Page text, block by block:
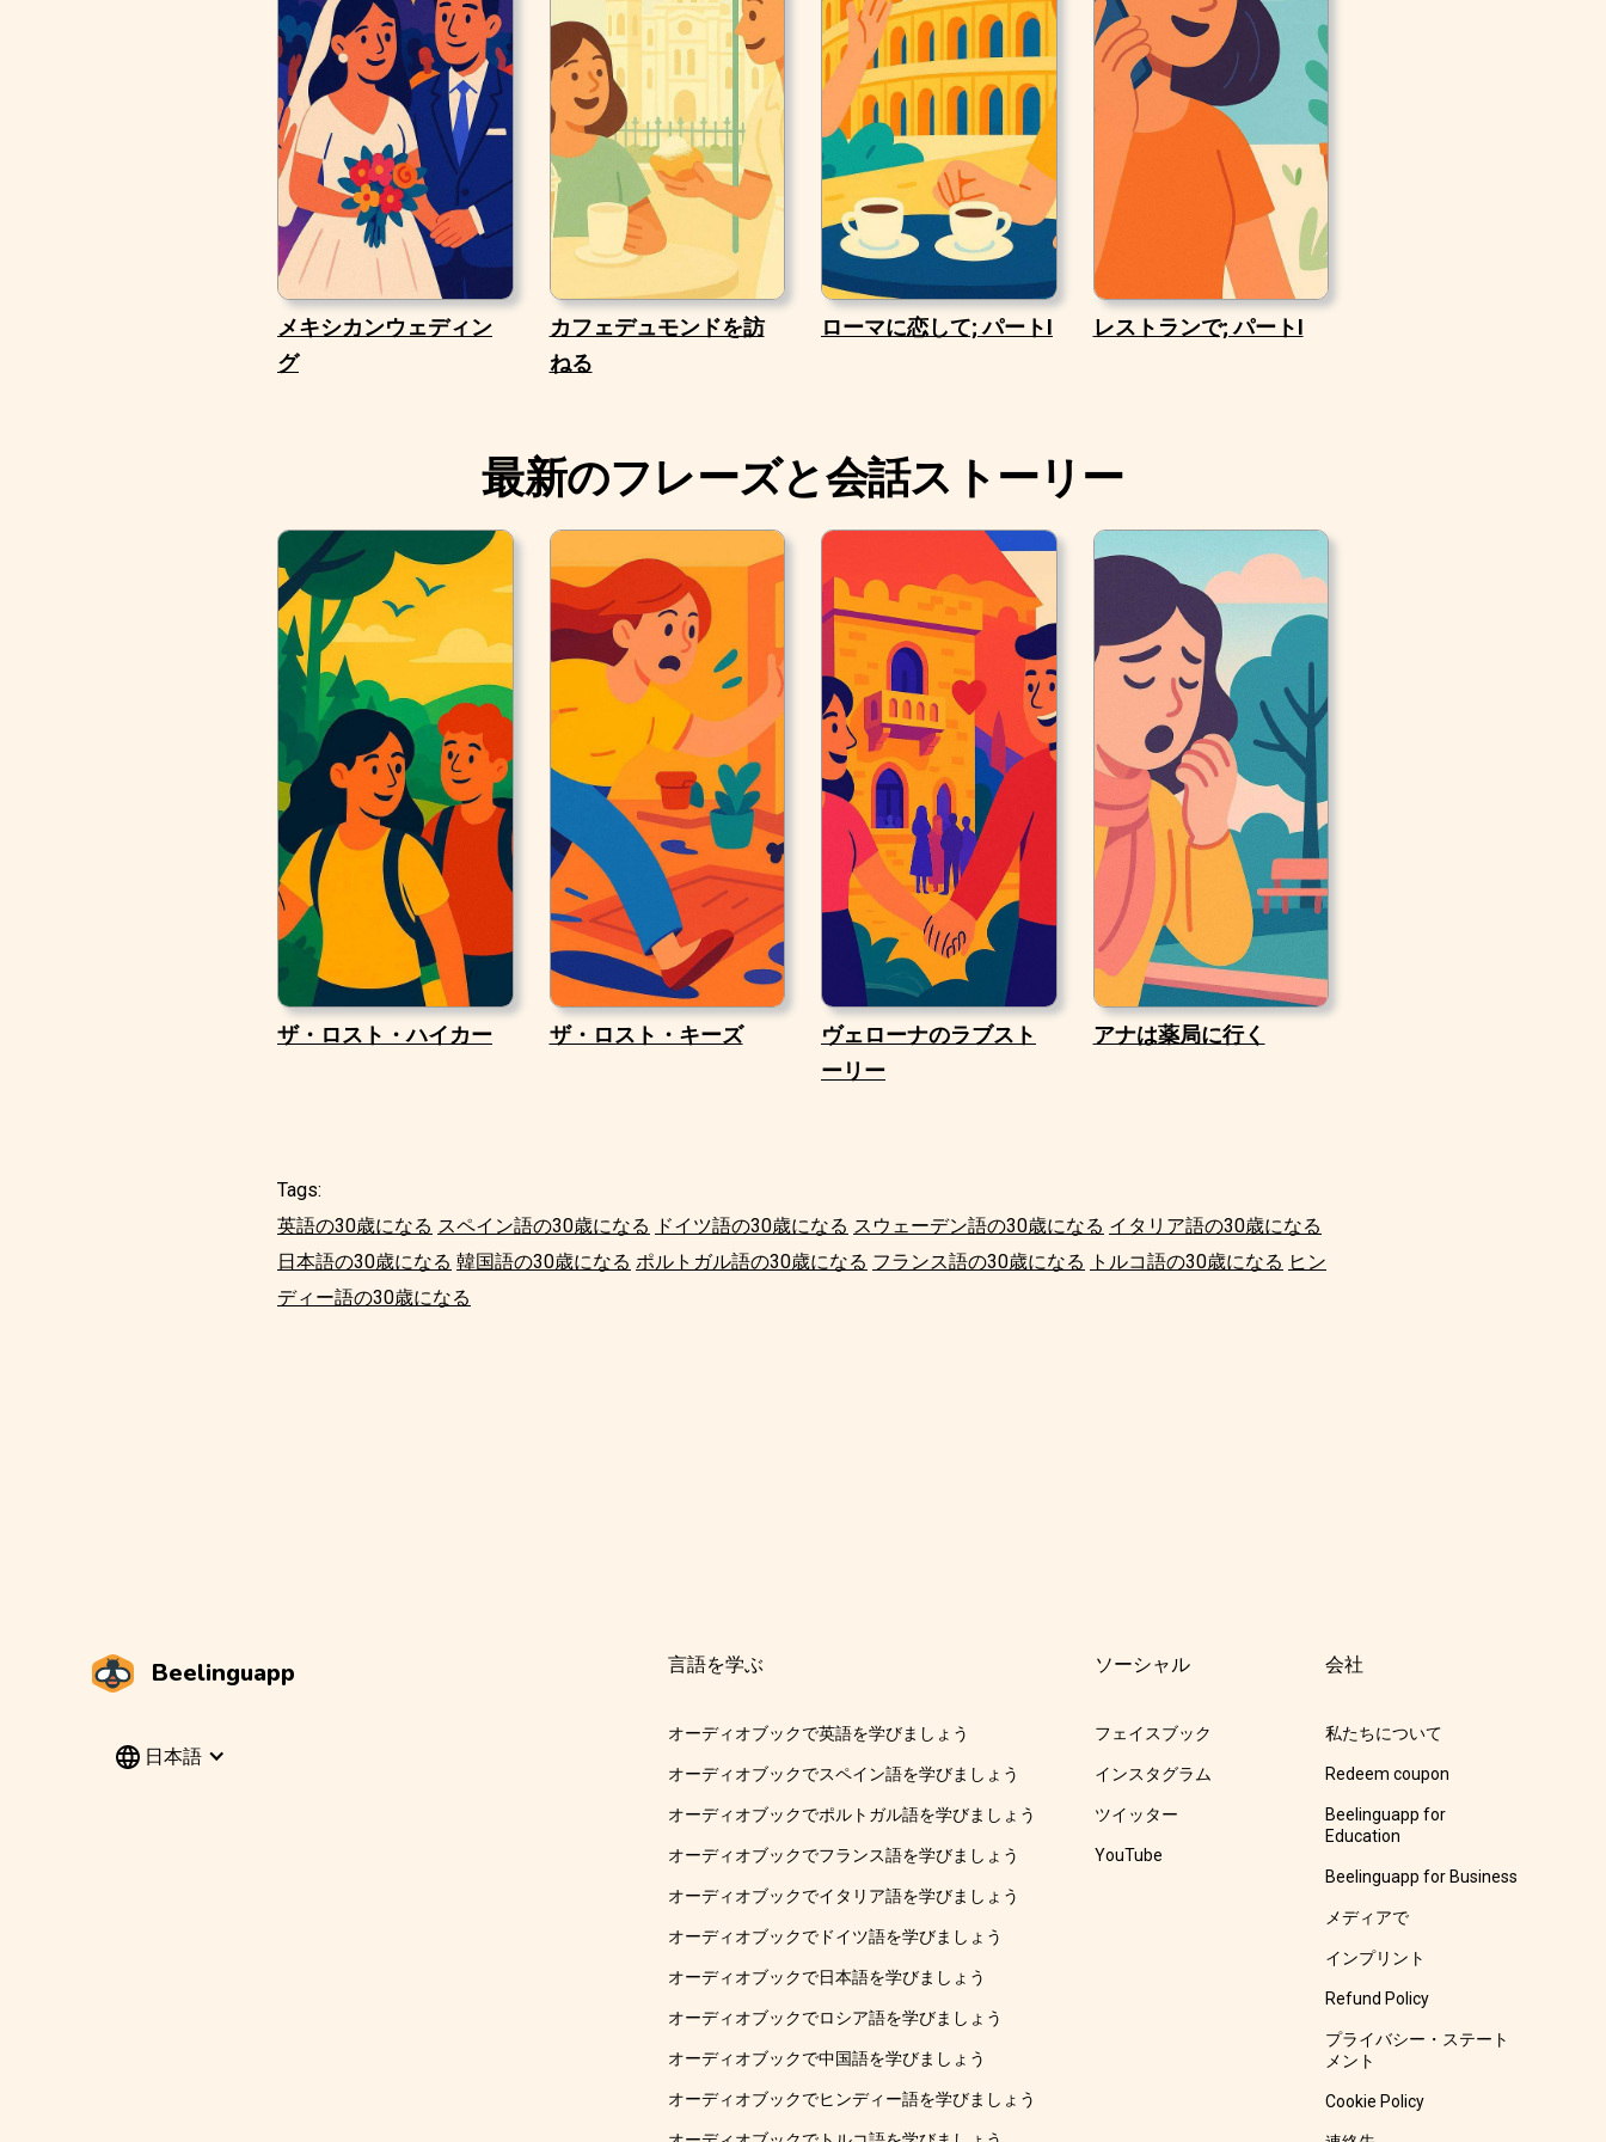
メキシカンウェディン
グ
カフェデュモンドを訪
ねる
ローマに恋して; パートI レストランで; パートI
最新のフレーズと会話ストーリー
ザ・ロスト・ハイカー ザ・ロスト・キーズ
ヴェローナのラブスト
ーリー
アナは薬局に行く
Tags:
英語の30歳になる スペイン語の30歳になる ドイツ語の30歳になる スウェーデン語の30歳になる イタリア語の30歳になる
日本語の30歳になる 韓国語の30歳になる ポルトガル語の30歳になる フランス語の30歳になる トルコ語の30歳になる ヒン
ディー語の30歳になる
Beelinguapp
日本語
言語を学ぶ
オーディオブックで英語を学びましょう
オーディオブックでスペイン語を学びましょう
オーディオブックでポルトガル語を学びましょう
オーディオブックでフランス語を学びましょう
オーディオブックでイタリア語を学びましょう
オーディオブックでドイツ語を学びましょう
オーディオブックで日本語を学びましょう
オーディオブックでロシア語を学びましょう
オーディオブックで中国語を学びましょう
オーディオブックでヒンディー語を学びましょう
ソーシャル
フェイスブック
インスタグラム
ツイッター
YouTube
会社
私たちについて
Redeem coupon
Beelinguapp for
Education
Beelinguapp for Business
メディアで
インプリント
Refund Policy
プライバシー・ステート
メント
Cookie Policy